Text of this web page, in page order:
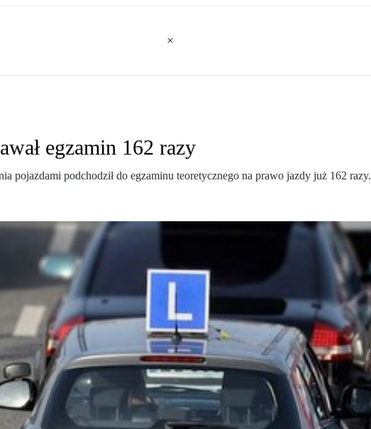
egzamin 162 razy
pojazdami podchodził do egzaminu teoretycznego na prawo jazdy już 162 razy.